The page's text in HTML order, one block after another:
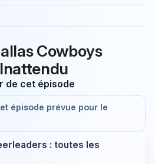
Cowboys
de cet épisode
épisode prévue pour le
: toutes les